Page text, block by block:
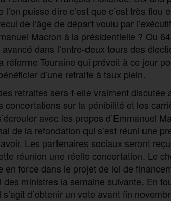
puisse dire c’est que c’est très flou
de l’âge de départ voulu par
Macron à la présidentielle ? Ou
dans l’entre-deux tours des
réforme Touraine qui prévoit à ce jour
d’une retraite à taux plein.
retraites sera-t-elle vraiment discutée
concertations sur la pénibilité et les
avec les propos d’Emmanuel
de la refondation qui s’est réuni une
Les partenaires sociaux seront
réunion une réelle concertation. Le
en force dans le projet de loi de
ministres la semaine suivante. En
d’obtenir un vote avant fin